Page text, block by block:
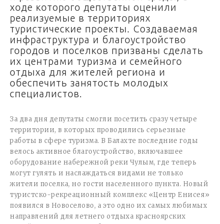
ходе которого депутаты оценили
реализуемые в территориях
туристические проекты. Создаваемая
инфраструктура и благоустройство
городов и поселков призваны сделать
их центрами туризма и семейного
отдыха для жителей региона и
обеспечить занятость молодых
специалистов.
За два дня депутаты смогли посетить сразу четыре
территории, в которых проводились серьезные
работы в сфере туризма. В Балахте последние годы
велось активное благоустройство, включавшее
оборудование набережной реки Чулым, где теперь
могут гулять и наслаждаться видами не только
жители поселка, но гости населенного пункта. Новый
туристско-рекреационный комплекс «Центр Енисея»
появился в Новоселово, а это одно их самых любимых
направлений для летнего отдыха красноярских